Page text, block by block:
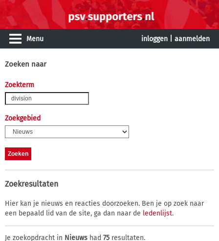
Menu inloggen aanmelden
Zoeken naar
Zoekterm
Zoekgebied
Zoekresultaten
Hier kan je nieuws en reacties doorzoeken. Ben je op zoek naar
een bepaald lid van de site, ga dan naar de ledenlijst.
Je zoekopdracht in Nieuws had 75 resultaten.